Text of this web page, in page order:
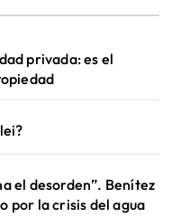
privada: es el
el desorden”. Benítez
por la crisis del agua